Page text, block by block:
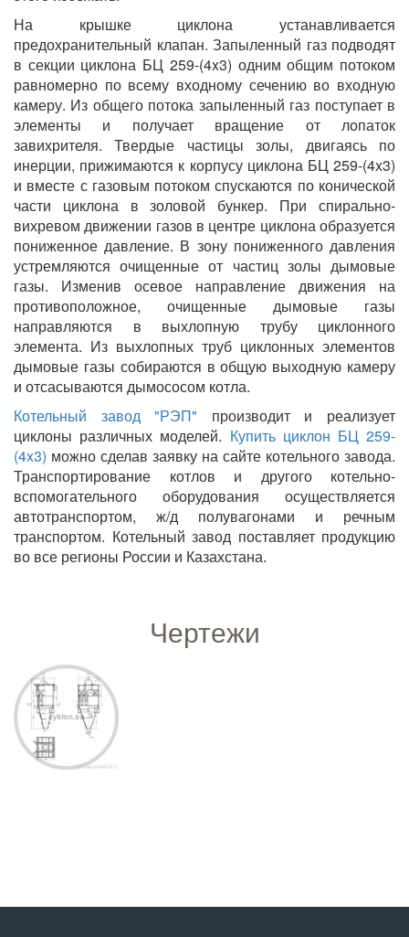
На крышке циклона устанавливается
предохранительный клапан. Запыленный газ подводят
в секции циклона БЦ 259-(4x3) одним общим потоком
равномерно по всему входному сечению во входную
камеру. Из общего потока запыленный газ поступает в
элементы и получает вращение от лопаток
завихрителя. Твердые частицы золы, двигаясь по
инерции, прижимаются к корпусу циклона БЦ 259-(4x3)
и вместе с газовым потоком спускаются по конической
части циклона в золовой бункер. При спирально-
вихревом движении газов в центре циклона образуется
пониженное давление. В зону пониженного давления
устремляются очищенные от частиц золы дымовые
газы. Изменив осевое направление движения на
противоположное, очищенные дымовые газы
направляются в выхлопную трубу циклонного
элемента. Из выхлопных труб циклонных элементов
дымовые газы собираются в общую выходную камеру
и отсасываются дымососом котла.
Котельный завод "РЭП" производит и реализует
циклоны различных моделей. Купить циклон БЦ 259-
(4x3) можно сделав заявку на сайте котельного завода.
Транспортирование котлов и другого котельно-
вспомогательного оборудования осуществляется
автотранспортом, ж/д полувагонами и речным
транспортом. Котельный завод поставляет продукцию
во все регионы России и Казахстана.
Чертежи